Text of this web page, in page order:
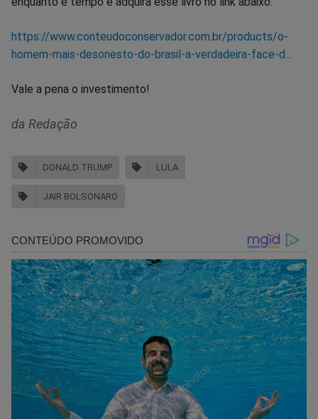
https://www.conteudoconservador.com.br/products/o-
homem-mais-desonesto-do-brasil-a-verdadeira-face-d...
Vale a pena o investimento!
da Redação
DONALD TRUMP LULA
JAIR BOLSONARO